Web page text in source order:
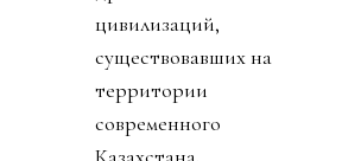
цивилизаций,
существовавших на
территории
современного